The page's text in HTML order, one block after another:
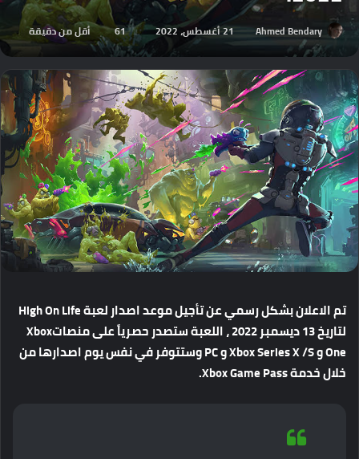
Ahmed Bendary 21 أغسطس، 2022 61 أقل من دقيقة
تمالاعلانبشكلرسميعنتأجيلموعداصدارلعبة
لتاريخ
ديسمبر ،اللعبةستصدرحصرياًعلىمنصاتXbox
Oneو و وستتوفرفينفسيوماصدارهامن
خلالخدمة